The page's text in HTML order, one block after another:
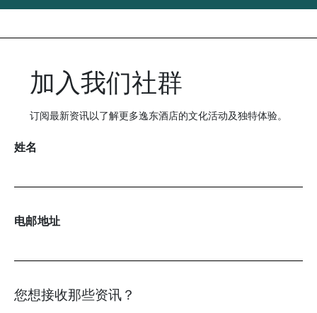
加入我们社群
订阅最新资讯以了解更多逸东酒店的文化活动及独特体验。
姓名
电邮地址
您想接收那些资讯？